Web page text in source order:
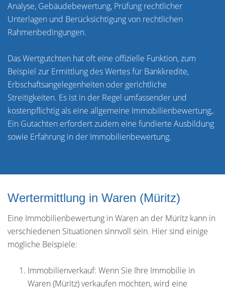
Analyse, Gebäudebewertung, Prüfung rechtlicher
Unterlagen und Berücksichtigung von rechtlichen
Rahmenbedingungen.
Das Wertgutchten hat oft eine offizielle Funktion, zum
Beispiel zur Ermittlung des Wertes für Bankkredite,
Erbschaftsangelegenheiten oder gerichtliche
Streitigkeiten. Es ist in der Regel umfassender und
kostenpflichtig als eine allgemeine Immobilienbewertung,.
Ein Gutachten erfordert zudem eine fundierte Ausbildung
sowie Erfahrung in der Immobilienbewertung.
Wertermittlung in Waren (Müritz)
Eine Immobilienbewertung in Waren an der Müritz kann in
verschiedenen Situationen sinnvoll sein. Hier sind einige
mögliche Beispiele:
Immobilienverkauf: Wenn Sie Ihre Immobilie in
Waren (Müritz) verkaufen möchten, wird eine